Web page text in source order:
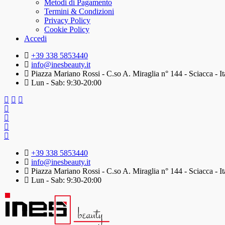
Metodi di Pagamento
Termini & Condizioni
Privacy Policy
Cookie Policy
Accedi
+39 338 5853440
info@inesbeauty.it
Piazza Mariano Rossi - C.so A. Miraglia n° 144 - Sciacca -
Lun - Sab: 9:30-20:00
+39 338 5853440
info@inesbeauty.it
Piazza Mariano Rossi - C.so A. Miraglia n° 144 - Sciacca -
Lun - Sab: 9:30-20:00